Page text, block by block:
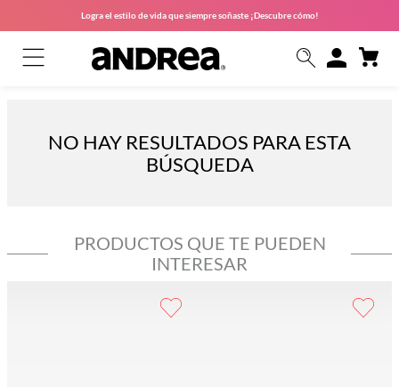
Logra el estilo de vida que siempre soñaste ¡Descubre cómo!
NO HAY RESULTADOS PARA ESTA
BÚSQUEDA
PRODUCTOS QUE TE PUEDEN
INTERESAR